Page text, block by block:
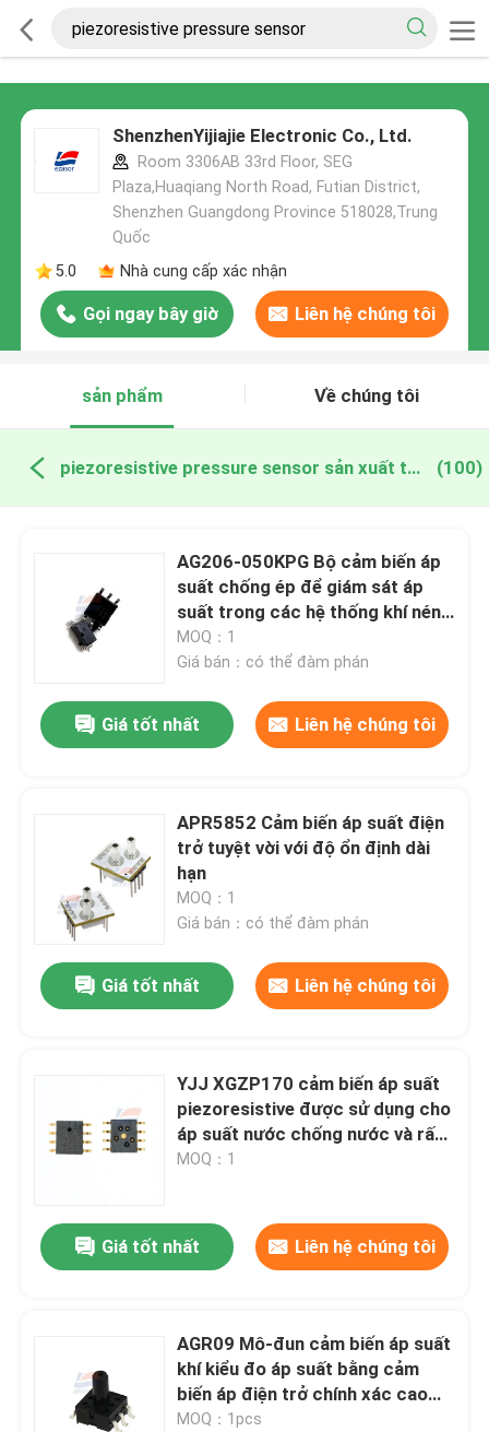
ShenzhenYijiajie Electronic Co., Ltd.
Room 3306AB 33rd Floor, SEG
Plaza,Huaqiang North Road, Futian District,
Shenzhen Guangdong Province 518028,Trung
Quốc
5.0
Nhà cung cấp xác nhận
Gọi ngay bây giờ Liên hệ chúng tôi
sản phẩm Về chúng tôi
piezoresistive pressure sensor sản xuất trực tuyến (100)
AG206-050KPG Bộ cảm biến áp
suất chống ép để giám sát áp
suất trong các hệ thống khí nén
Các thiết bị y tế
MOQ：1
Giá bán：có thể đàm phán
Giá tốt nhất Liên hệ chúng tôi
APR5852 Cảm biến áp suất điện
trở tuyệt vời với độ ổn định dài
hạn
MOQ：1
Giá bán：có thể đàm phán
Giá tốt nhất Liên hệ chúng tôi
YJJ XGZP170 cảm biến áp suất
piezoresistive được sử dụng cho
áp suất nước chống nước và rất
ổn định trong nước máy
MOQ：1
Giá tốt nhất Liên hệ chúng tôi
AGR09 Mô-đun cảm biến áp suất
khí kiểu đo áp suất bằng cảm
biến áp điện trở chính xác cao
cho lĩnh vực y tế
MOQ：1pcs